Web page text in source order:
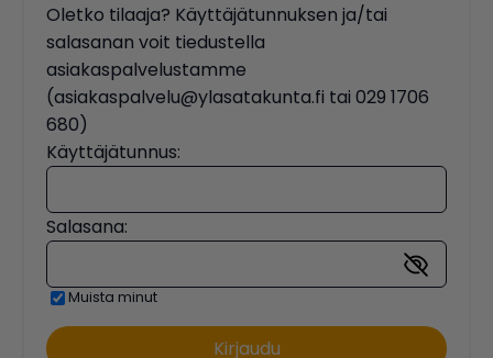
Oletko tilaaja? Käyttäjätunnuksen ja/tai
salasanan voit tiedustella
asiakaspalvelustamme
(asiakaspalvelu@ylasatakunta.fi tai 029 1706
680)
Käyttäjätunnus:
Salasana:
Muista minut